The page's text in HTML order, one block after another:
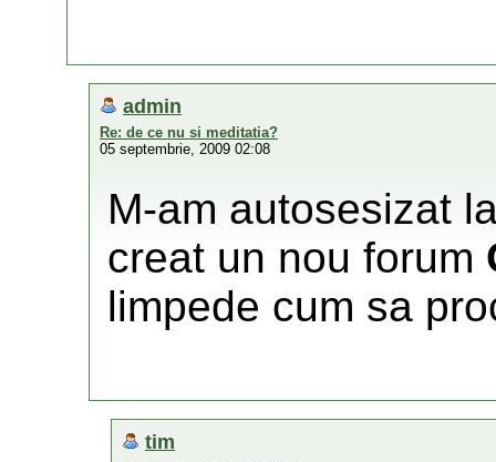
admin
Re: de ce nu si meditatia?
05 septembrie, 2009 02:08
M-am autosesizat
creat un nou forum
limpede cum sa
tim